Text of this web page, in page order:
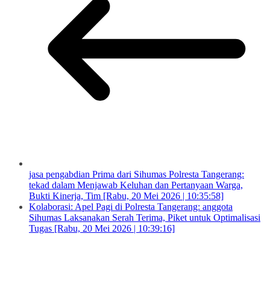
jasa pengabdian Prima dari Sihumas Polresta Tangerang:
tekad dalam Menjawab Keluhan dan Pertanyaan Warga,
Bukti Kinerja, Tim [Rabu, 20 Mei 2026 | 10:35:58]
Kolaborasi: Apel Pagi di Polresta Tangerang: anggota
Sihumas Laksanakan Serah Terima, Piket untuk Optimalisasi
Tugas [Rabu, 20 Mei 2026 | 10:39:16]